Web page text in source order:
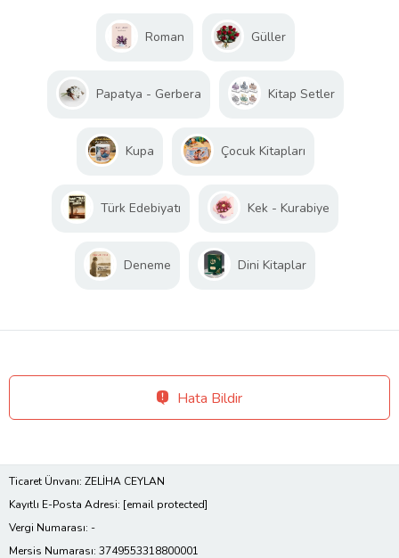
Roman Güller
Papatya - Gerbera Kitap Setler
Kupa Çocuk Kitapları
Türk Edebiyatı Kek - Kurabiye
Deneme Dini Kitaplar
Hata Bildir
Ticaret Ünvanı: ZELİHA CEYLAN
Kayıtlı E-Posta Adresi: [email protected]
Vergi Numarası: -
Mersis Numarası: 3749553318800001